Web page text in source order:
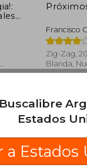
$ 88.450
Francisco
Zig-Zag,
Blanda,
Buscalibre
Estados
a Estados